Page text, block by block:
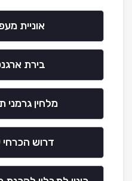
אוניית
בירת
מלחין גרמני תשחץ
דרוש